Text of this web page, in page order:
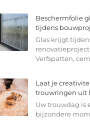
Beschermfolie
tijdens
Glas krijgt
Verfspatten,
Laat je
trouwringen uit
Uw trouwdag is
bijzondere